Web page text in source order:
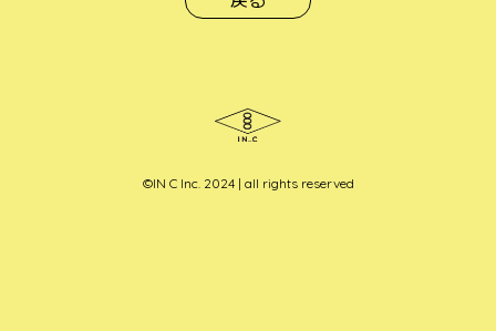
©︎IN C Inc. 2024 | all rights reserved